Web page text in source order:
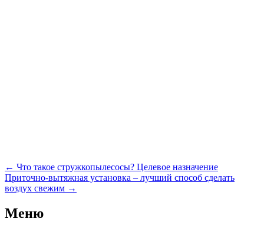
Навигация
по
записям
← Что такое стружкопылесосы? Целевое назначение
Приточно-вытяжная установка – лучший способ сделать
воздух свежим →
Меню